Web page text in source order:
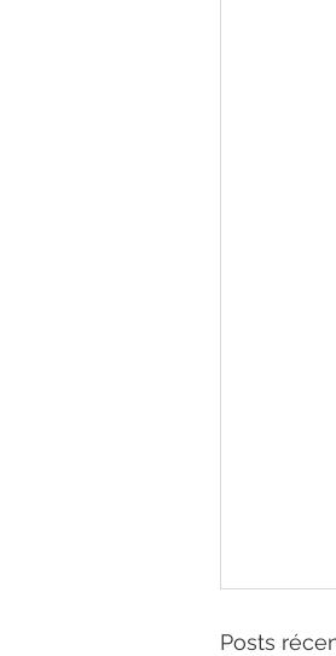
Posts